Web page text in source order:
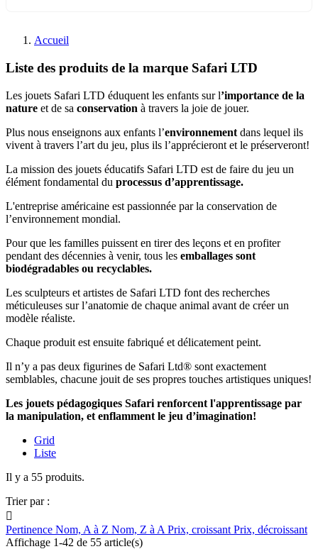
Accueil
Liste des produits de la marque Safari LTD
Les jouets Safari LTD éduquent les enfants sur l’importance de la
nature et de sa conservation à travers la joie de jouer.
Plus nous enseignons aux enfants l’environnement dans lequel ils
vivent à travers l’art du jeu, plus ils l’apprécieront et le préserveront!
La mission des jouets éducatifs Safari LTD est de faire du jeu un
élément fondamental du processus d’apprentissage.
L'entreprise américaine est passionnée par la conservation de
l’environnement mondial.
Pour que les familles puissent en tirer des leçons et en profiter
pendant des décennies à venir, tous les emballages sont
biodégradables ou recyclables.
Les sculpteurs et artistes de Safari LTD font des recherches
méticuleuses sur l’anatomie de chaque animal avant de créer un
modèle réaliste.
Chaque produit est ensuite fabriqué et délicatement peint.
Il n’y a pas deux figurines de Safari Ltd® sont exactement
semblables, chacune jouit de ses propres touches artistiques uniques!
Les jouets pédagogiques Safari renforcent l'apprentissage par
la manipulation, et enflamment le jeu d’imagination!
Grid
Liste
Il y a 55 produits.
Trier par :

Pertinence Nom, A à Z Nom, Z à A Prix, croissant Prix, décroissant
Affichage 1-42 de 55 article(s)